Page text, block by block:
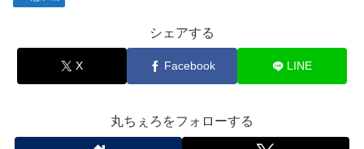
シェアする
X Facebook LINE
丸ちぇろをフォローする